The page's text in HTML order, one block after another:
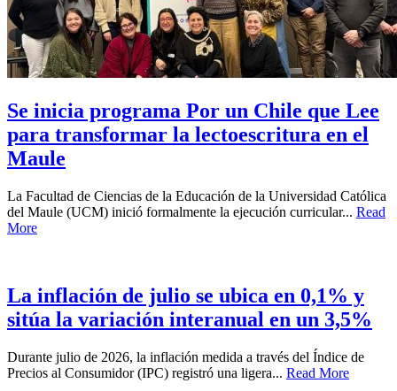
Se inicia programa Por un Chile que Lee
para transformar la lectoescritura en el
Maule
La Facultad de Ciencias de la Educación de la Universidad Católica
del Maule (UCM) inició formalmente la ejecución curricular... Read
More
La inflación de julio se ubica en 0,1% y
sitúa la variación interanual en un 3,5%
Durante julio de 2026, la inflación medida a través del Índice de
Precios al Consumidor (IPC) registró una ligera... Read More